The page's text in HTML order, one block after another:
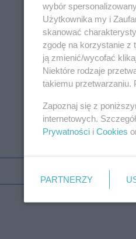
Obserwuj
wybór
Użytkownika my i
skanować
zgodę na korzystanie z
ją zmienić/wycofać
Niektóre rodzaje
takiemu przetwarzaniu.
Zapoznaj się z
internetowych.
Prywatności i Cookies
PARTNERZY